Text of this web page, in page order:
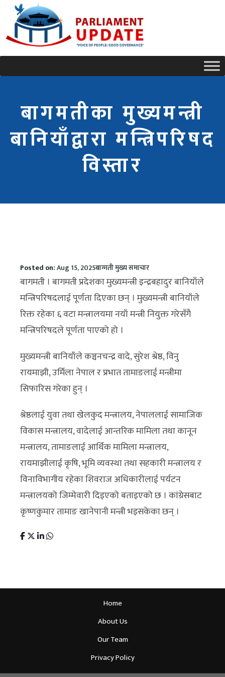
बागमतीका मुख्यमन्त्री
बानियाँद्वारा मन्त्रिपरिषद
विस्तार
Posted on:Aug 15, 2025बाग्मतीमुख्य समाचार
बागमती । बागमती प्रदेशका मुख्यमन्त्री इन्द्रबहादुर बानियाँले
मन्त्रिपरिषदलाई पूर्णता दिएका छन् । मुख्यमन्त्री बानियाँले
रिक्त रहेका ६ वटा मन्त्रालयमा नयाँ मन्त्री नियुक्त गरेसँगै
मन्त्रिपरिषदले पूर्णता पाएको हो ।
मुख्यमन्त्री बानियाँले कञ्चनचन्द्र वादे, सुरेश श्रेष्ठ, विनु
रायमाझी, उर्मिला नेपाल र प्रभात तामाङलाई मन्त्रीमा
सिफारिस गरेका हुन् ।
श्रेष्ठलाई युवा तथा खेलकुद मन्त्रालय, नेपाललाई सामाजिक
विकास मन्त्रालय, वादेलाई आन्तरिक मामिला तथा कानून
मन्त्रालय, तामाङलाई आर्थिक मामिला मन्त्रालय,
रायमाझीलाई कृषि, भूमि व्यवस्था तथा सहकारी मन्त्रालय र
विनाविभागीय रहेका शिवराज अधिकारीलाई पर्यटन
मन्त्रालयको जिम्मेवारी दिइएको बताइएको छ । कांग्रेसबाट
कृष्णकुमार तामाङ खानेपानी मन्त्री भइसकेका छन् ।
Home
About Us
Our Team
Privacy Policy